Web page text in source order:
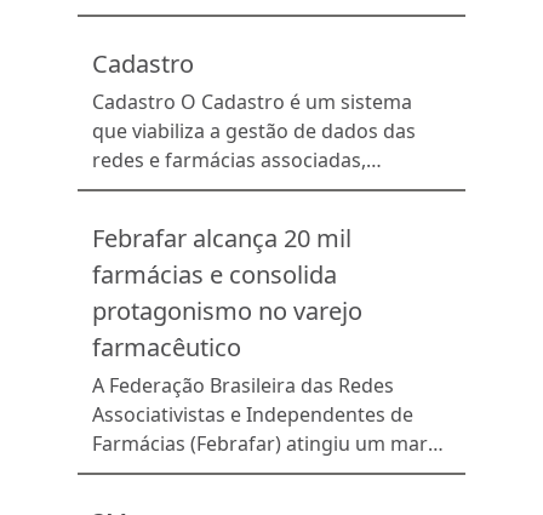
atual.
Cadastro
Cadastro O Cadastro é um sistema
que viabiliza a gestão de dados das
redes e farmácias associadas,
proporcionando uma visão geral das
utilizadas pelos associados.
Febrafar alcança 20 mil
farmácias e consolida
protagonismo no varejo
farmacêutico
A Federação Brasileira das Redes
Associativistas e Independentes de
Farmácias (Febrafar) atingiu um marco
histórico ao reunir 20 mil farmácias